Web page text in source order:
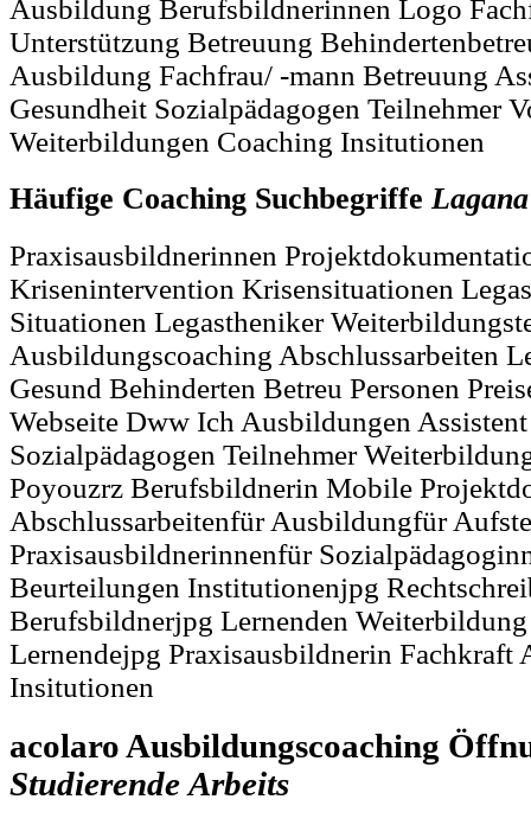
Ausbildung Berufsbildnerinnen Logo
Unterstützung Betreuung
Ausbildung Fachfrau/ -mann Betreuung
Gesundheit Sozialpädagogen Teilnehmer
Weiterbildungen Coaching Insitutionen
Häufige Coaching SuchbegriffeLagana
Praxisausbildnerinnen
Krisenintervention Krisensituationen
Situationen Legastheniker
Ausbildungscoaching Abschlussarbeiten
Gesund Behinderten Betreu Personen
Webseite Dww Ich Ausbildungen
Sozialpädagogen Teilnehmer
Poyouzrz Berufsbildnerin Mobile
Abschlussarbeitenfür Ausbildungfür
Praxisausbildnerinnenfür
Beurteilungen Institutionenjpg
Berufsbildnerjpg Lernenden
Lernendejpg Praxisausbildnerin Fachkraft
Insitutionen
acolaro Ausbildungscoaching
Studierende Arbeits